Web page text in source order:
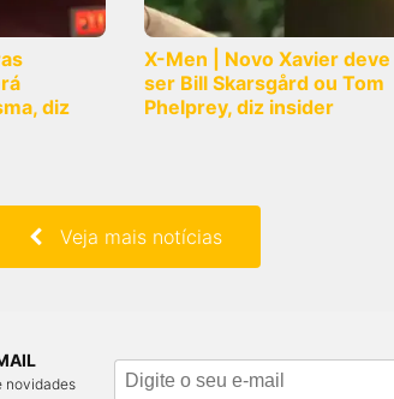
diz
X-Men | Novo Xavier deve
ser Bill Skarsgård ou Tom
Phelprey, diz insider
Veja mais notícias
novidades